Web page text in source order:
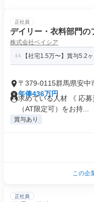
正社員
デイリー・衣料部門の
株式会社ベイシア
【社宅1.5万〜】賞与5.2
〒379-0115群馬県安中
年俸436万円
求めている人材 《 応
（AT限定可）をお持...
賞与あり
この企
正社員